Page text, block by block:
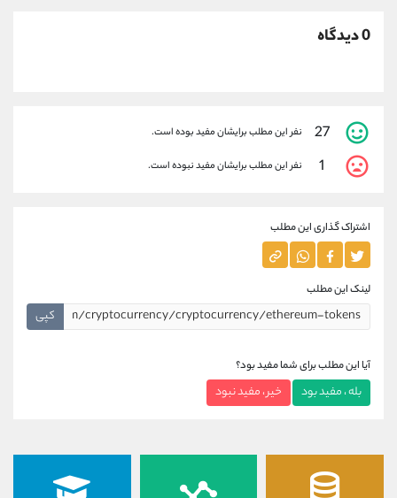
0 دیدگاه
27 نفر این مطلب برایشان مفید بوده است.
1 نفر این مطلب برایشان مفید نبوده است.
اشتراک گذاری این مطلب
لینک این مطلب
کپی
آیا این مطلب برای شما مفید بود؟
بله ، مفید بود خیر ، مفید نبود